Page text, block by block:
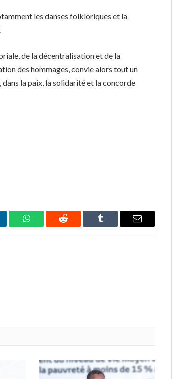
les danses folkloriques et la
de la décentralisation et de la
des hommages, convie alors tout un
dans la paix, la solidarité et la concorde
WhatsAppReddit Tumblr Email